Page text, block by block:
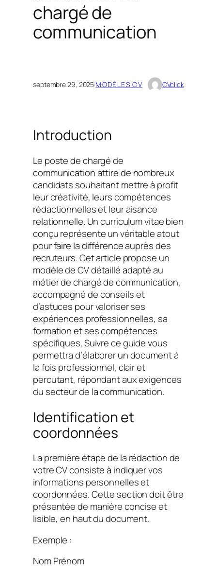
chargé de
communication
septembre 29, 2025·MODÈLES CV CVclick
Introduction
Le poste de chargé de
communication attire de nombreux
candidats souhaitant mettre à profit
leur créativité, leurs compétences
rédactionnelles et leur aisance
relationnelle. Un curriculum vitae bien
conçu représente un véritable atout
pour faire la différence auprès des
recruteurs. Cet article propose un
modèle de CV détaillé adapté au
métier de chargé de communication,
accompagné de conseils et
d’astuces pour valoriser ses
expériences professionnelles, sa
formation et ses compétences
spécifiques. Suivre ce guide vous
permettra d’élaborer un document à
la fois professionnel, clair et
percutant, répondant aux exigences
du secteur de la communication.
Identification et
coordonnées
La première étape de la rédaction de
votre CV consiste à indiquer vos
informations personnelles et
coordonnées. Cette section doit être
présentée de manière concise et
lisible, en haut du document.
Exemple :
Nom Prénom